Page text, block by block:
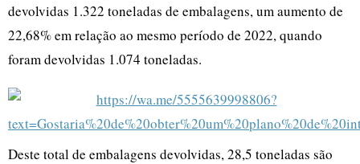
devolvidas 1.322 toneladas de embalagens, um aumento de
22,68% em relação ao mesmo período de 2022, quando
foram devolvidas 1.074 toneladas.
Deste total de embalagens devolvidas, 28,5 toneladas são